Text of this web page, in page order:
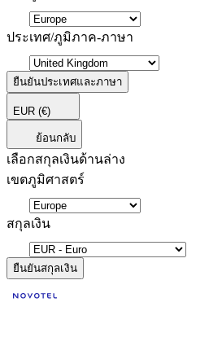
ประเทศ/ภูมิภาค-ภาษา
ยืนยันประเทศและภาษา
EUR (€)
ย้อนกลับ
เลือกสกุลเงินด้านล่าง
เขตภูมิศาสตร์
สกุลเงิน
ยืนยันสกุลเงิน